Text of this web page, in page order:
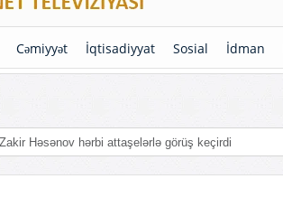
Cəmiyyət İqtisadiyyat Sosial İdman
Həsənov hərbi attaşelərlə görüş keçirdi